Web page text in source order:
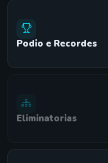
Podio e Recordes
Eliminatorias